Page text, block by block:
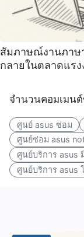
สัมภาษณ์งานภาษ
กลายในตลาดแรง
จำนวนคอมเมน
ศูนย์ asus ซ่อม
ศูนย์ซ่อม asus
ศูนย์บริการ asus
ศูนย์บริการ asus